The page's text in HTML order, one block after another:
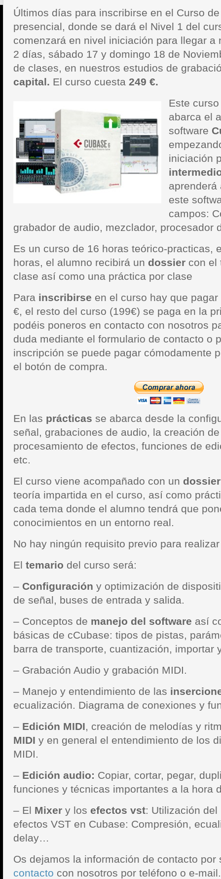
Últimos días para inscribirse en el Curso
presencial, donde se dará el Nivel 1 del
comenzará en nivel iniciación para llegar a
2 días, sábado 17 y domingo 18 de
de clases, en nuestros estudios de
capital. El curso cuesta 249 €.
Este curso
abarca el
software
iniciación
aprenderá
este
campos:
grabador de audio, mezclador, procesador
Es un curso de 16 horas teórico-practicas,
horas, el alumno recibirá un dossier con el
clase así como una práctica por clase
Para inscribirse en el curso hay que
€, el resto del curso (199€) se paga en la
podéis poneros en contacto con nosotros
duda mediante el formulario de contacto o
inscripción se puede pagar cómodamente
el botón de compra.
En las prácticas se abarca desde la
señal, grabaciones de audio, la creación
procesamiento de efectos, funciones de
etc.
El curso viene acompañado con un dossier
teoría impartida en el curso, así como
cada tema donde el alumno tendrá que
conocimientos en un entorno real.
No hay ningún requisito previo para
El temario del curso será:
– Configuración y optimización de
de señal, buses de entrada y salida.
– Conceptos de manejo del software así
básicas de cCubase: tipos de pistas,
barra de transporte, cuantización, importar
– Grabación Audio y grabación MIDI.
– Manejo y entendimiento de las
ecualización. Diagrama de conexiones y
– Edición MIDI, creación de melodías y
MIDI y en general el entendimiento de los
MIDI.
– Edición audio: Copiar, cortar, pegar,
funciones y técnicas importantes a la hora
– El Mixer y los efectos vst: Utilización
efectos VST en Cubase: Compresión,
delay…
Os dejamos la información de contacto por
contacto con nosotros por teléfono o e-mail.